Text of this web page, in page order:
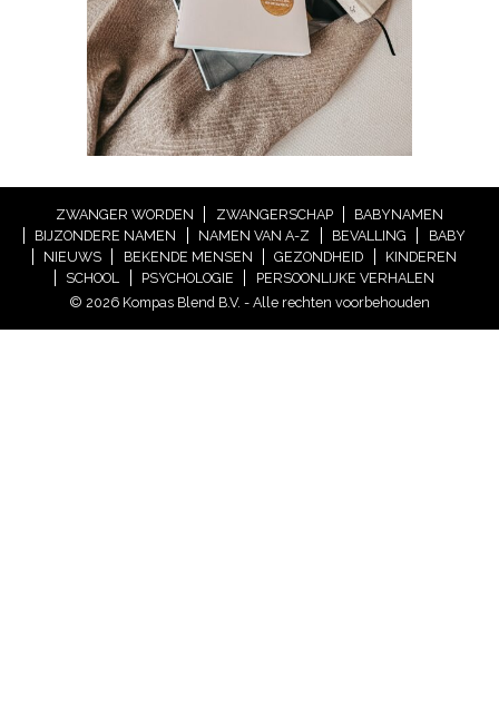
ZWANGER WORDEN ZWANGERSCHAP
BABYNAMEN
BIJZONDERE NAMEN
NAMEN VAN A-Z BEVALLING
BABY
NIEUWS
BEKENDE MENSEN GEZONDHEID
KINDEREN
SCHOOL
PSYCHOLOGIE
PERSOONLIJKE VERHALEN
© 2026 Kompas Blend B.V. - Alle rechten voorbehouden